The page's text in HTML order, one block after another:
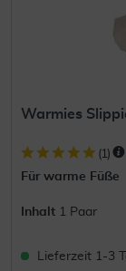
Warmies
(1)
Für warme Füße
Inhalt 1 Paar
Lieferzeit 1-3